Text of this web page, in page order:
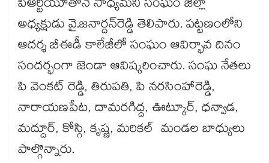
పీఆర్టీయూతోనే సాధ్యమని సంఘం జిల్లా
అధ్యక్షుడు వై.జనార్దన్​రెడ్డి తెలిపారు. పట్టణంలోని
ఆదర్శ బీఈడీ కాలేజీలో సంఘం ఆవిర్భావ దినం
సందర్భంగా జెండా ఆవిష్కరించారు. సంఘ నేతలు
పి వెంకట్ రెడ్డి, తిరుపతి, పి నరసింహారెడ్డి,
నారాయణపేట, దామరగిద్ద, ఊట్కూర్, ధన్వాడ,
మద్దూర్, కోస్గి, కృష్ణ, మరికల్ మండల బాధ్యులు
పాల్గొన్నారు.